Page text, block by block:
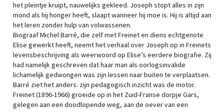
het pleintje kruipt, nauwelijks gekleed. Joseph stopt alles in zijn
mond als hij honger heeft, slaapt wanneer hij moe is. Hij is altijd aan
het leren zonder hulp van volwassenen.
Biograaf Michel Barré, die zelf met Freinet en diens echtgenote
Elise gewerkt heeft, neemt het verhaal over Joseph op in Freinets
levensbeschrijving als weerwoord op Elise’s eerdere biografie. Zij
had namelijk geschreven dat haar man als oorlogsinvalide
lichamelijk gedwongen was zijn lessen naar buiten te verplaatsen.
Barré ziet het anders: zijn pedagogisch inzicht was de motor.
Freinet (1896-1966) groeide op in het Zuid-Franse dorpje Gars,
gelegen aan een doodlopende weg, aan de oever van een